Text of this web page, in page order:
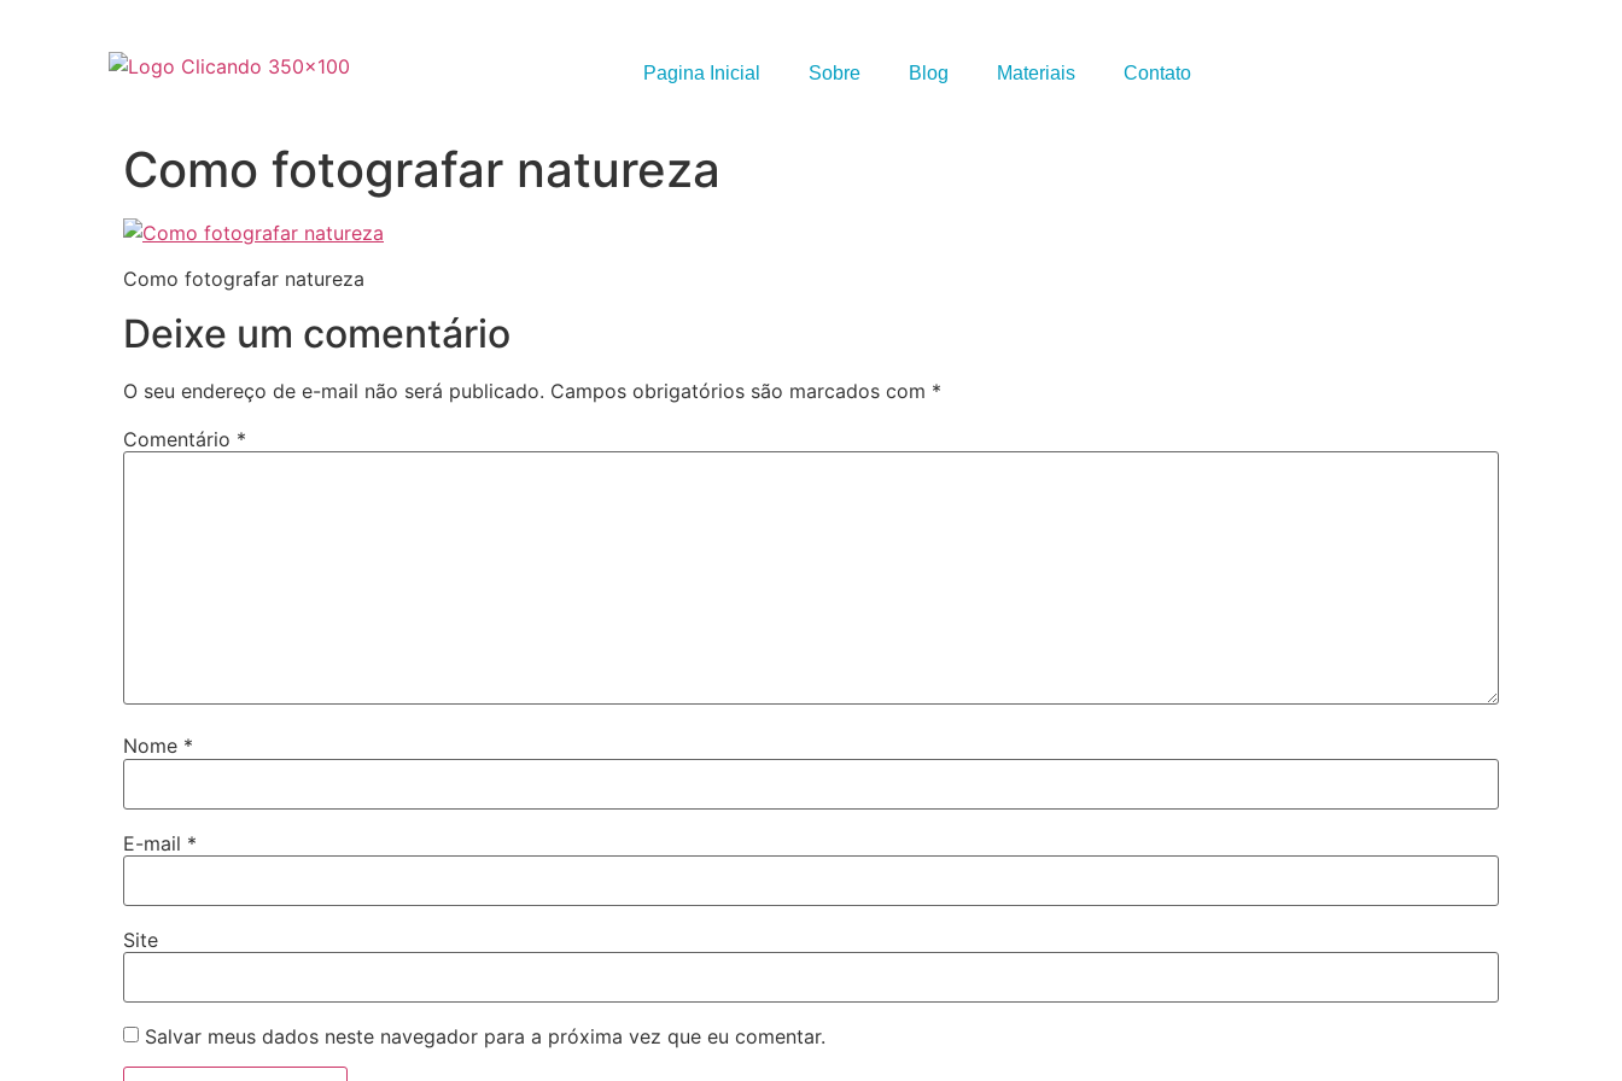
Pagina Inicial Sobre Blog Materiais Contato
Como fotografar natureza
Como fotografar natureza
Deixe um comentário
O seu endereço de e-mail não será publicado. Campos obrigatórios são marcados com *
Comentário *
Nome *
E-mail *
Site
Salvar meus dados neste navegador para a próxima vez que eu comentar.